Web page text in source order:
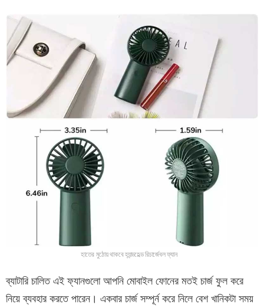
হাতের মুঠোয় থাকবে হ্যান্ডহেল্ড রিচার্জেবল ফ্যান
ব্যাটারি চালিত এই ফ্যানগুলো আপনি মোবাইল ফোনের মতই চার্জ ফুল করে
নিয়ে ব্যবহার করতে পারেন। একবার চার্জ সম্পূর্ন করে নিলে বেশ খানিকটা সময়